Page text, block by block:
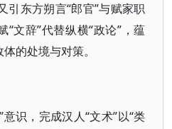
引东方朔言“郎官”与赋家职
文辞”代替纵横“政论”，蕴
的处境与对策。
识，完成汉人“文术”以“类